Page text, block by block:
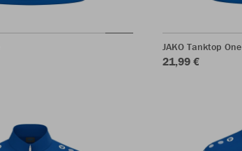
JAKO Tanktop One
21,99 €